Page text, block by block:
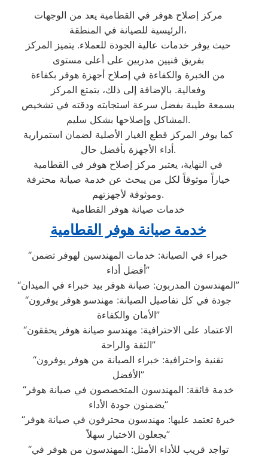
مركز إصلاح هوفر في القطامية يعد من الوجهات
الرئيسية للصيانة في المنطقة،
حيث يوفر خدمات عالية الجودة للعملاء. يتميز المركز
بفريق فنيين مدربين على أعلى مستوى
من الخبرة والكفاءة في إصلاح أجهزة هوفر بكفاءة
وفعالية. بالإضافة إلى ذلك، يتمتع المركز
بسمعة طيبة بفضل سرعة استجابته ودقته في تشخيص
المشاكل وإصلاحها بشكل سليم.
كما يوفر المركز قطع الغيار الأصلية لضمان استمرارية
أداء الأجهزة بأفضل حال.
في النهاية، يعتبر مركز إصلاح هوفر في القطامية
خياراً موثوقاً لكل من يبحث عن خدمة صيانة محترفة
وموثوقة لأجهزتهم.
خدمات صيانة هوفر القطامية
خدمة صيانة هوفر القطامية
“خبراء في الصيانة: خدمات المهندسين لهوفر تضمن
أفضل أداء”
“المهندسون المدربون: صيانة هوفر بيد خبراء في الميدان”
“جودة في كل تفاصيل الصيانة: مهندسو هوفر يوفرون
الأمان والكفاءة”
“الاعتماد على الاحترافية: مهندسو صيانة هوفر يحققون
الثقة والراحة”
“تقنية واحترافية: خبراء الصيانة من هوفر يوفرون
الأفضل”
“خدمة فائقة: المهندسون المتخصصون في صيانة هوفر
يضمنون جودة الأداء”
“خبرة تعتمد عليها: مهندسون محترفون في صيانة هوفر
يجعلون الاختيار سهلاً”
“تواجد قريب للأداء الأمثل: المهندسون من هوفر في